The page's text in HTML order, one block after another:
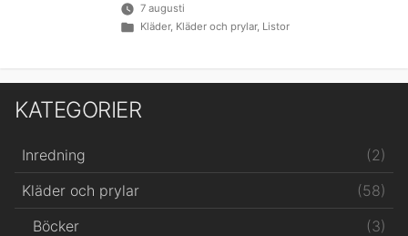
av
7 augusti
Publicerat
Kläder, Kläder och prylar, Listor
KATEGORIER
Inredning
(2)
Kläder och prylar
(58)
Böcker
(3)